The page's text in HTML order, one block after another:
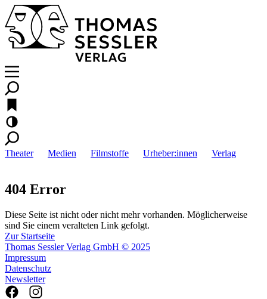
Theater Medien Filmstoffe Urheber:innen Verlag
404 Error
Diese Seite ist nicht oder nicht mehr vorhanden. Möglicherweise
sind Sie einem veralteten Link gefolgt.
Zur Startseite
Thomas Sessler Verlag GmbH © 2025
Impressum
Datenschutz
Newsletter